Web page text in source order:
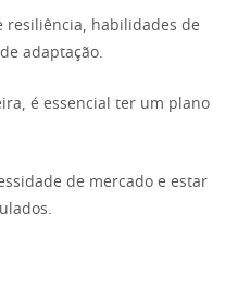
resiliência, habilidades de
adaptação.
é essencial ter um plano
de mercado e estar